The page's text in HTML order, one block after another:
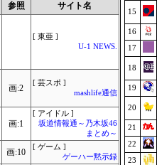
参照 サイト名
[ 東亜 ]
U-1 NEWS.
画:2
[ 芸スポ ]
mashlife通信
画:1
[ アイドル ]
坂道情報通～乃木坂46
まとめ～
画:10
[ ゲーム ]
ゲーハー黙示録
15
16
17
18
19
20
21
22
23